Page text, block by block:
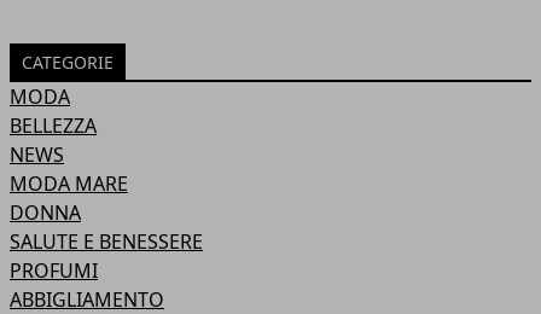
CATEGORIE
MODA
BELLEZZA
NEWS
MODA MARE
DONNA
SALUTE E BENESSERE
PROFUMI
ABBIGLIAMENTO